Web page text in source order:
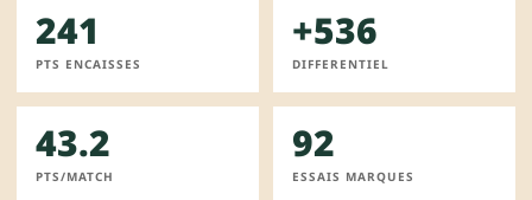
241
PTS ENCAISSES
+536
DIFFERENTIEL
43.2
PTS/MATCH
92
ESSAIS MARQUES